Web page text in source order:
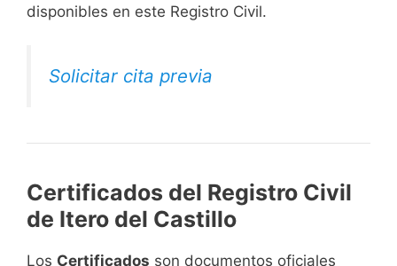
disponibles en este Registro Civil.​
Solicitar cita previa
Certificados del Registro Civil
de Itero del Castillo
Los Certificados son documentos oficiales